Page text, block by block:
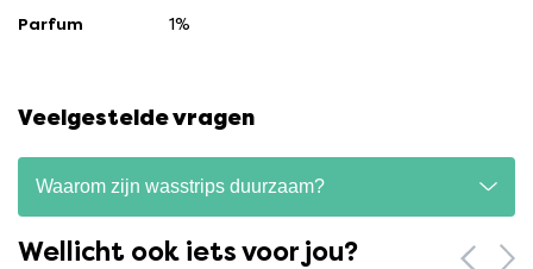
Parfum
1%
Veelgestelde vragen
Waarom zijn wasstrips duurzaam?
Wellicht ook iets voor jou?